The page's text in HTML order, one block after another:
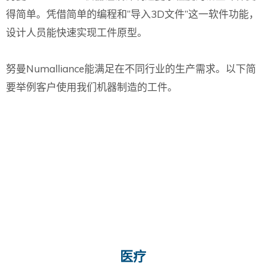
得简单。凭借简单的编程和“导入3D文件”这一软件功能，
设计人员能快速实现工件原型。
努曼Numalliance能满足在不同行业的生产需求。以下简
要举例客户使用我们机器制造的工件。
医疗